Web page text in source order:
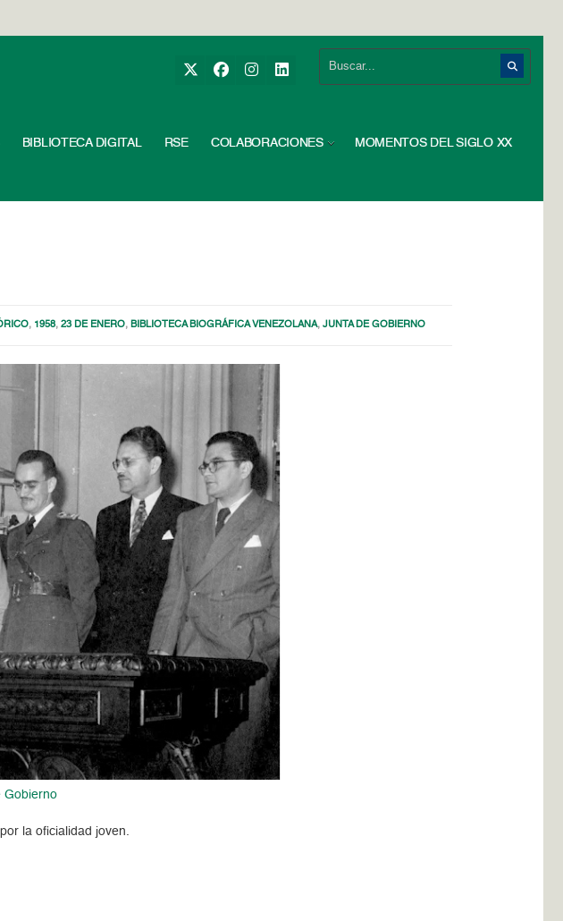
BIBLIOTECA DIGITAL RSE COLABORACIONES MOMENTOS DEL SIGLO XX
, 1958,23 DE ENERO, BIBLIOTECA BIOGRÁFICA VENEZOLANA,JUNTA DE GOBIERNO
la oficialidad joven.